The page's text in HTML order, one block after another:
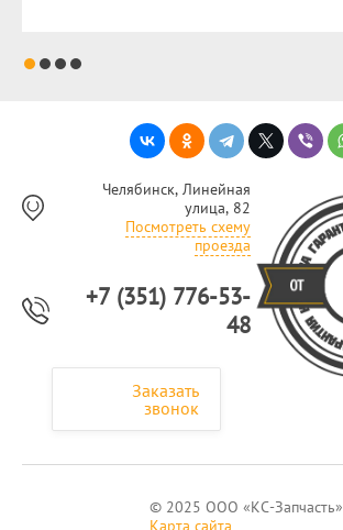
Челябинск, Линейная
улица, 82
Посмотреть схему
проезда
+7 (351) 776-53-
48
Заказать
звонок
© 2025 ООО «КС-Запчасть»
Карта сайта